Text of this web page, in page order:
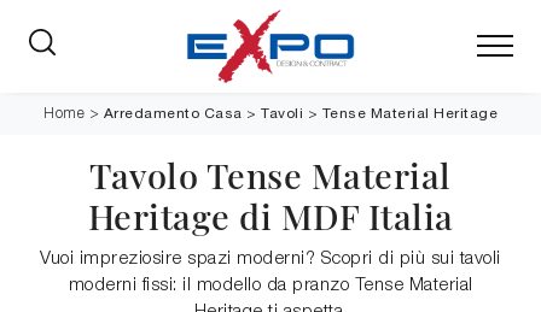
Home > Arredamento Casa > Tavoli > Tense Material Heritage
Tavolo Tense Material
Heritage di MDF Italia
Vuoi impreziosire spazi moderni? Scopri di più sui tavoli
moderni fissi: il modello da pranzo Tense Material